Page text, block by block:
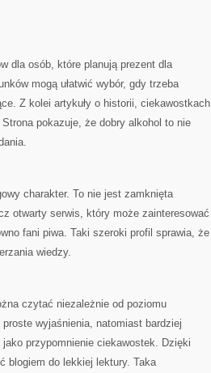
dla osób, które planują prezent dla
mogą ułatwić wybór, gdy trzeba
Z kolei artykuły o historii, ciekawostkach
pokazuje, że dobry alkohol to nie
charakter. To nie jest zamknięta
otwarty serwis, który może zainteresować
fani piwa. Taki szeroki profil sprawia, że
wiedzy.
czytać niezależnie od poziomu
wyjaśnienia, natomiast bardziej
przypomnienie ciekawostek. Dzięki
blogiem do lekkiej lektury. Taka